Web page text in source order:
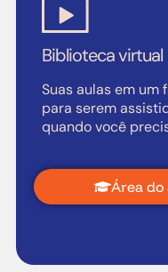
Biblioteca virtual
Suas aulas em um
para serem
quando você
Área do